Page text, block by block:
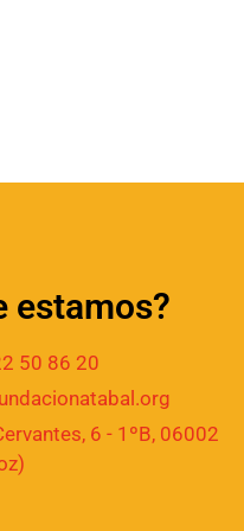
estamos?
50 86 20
6 - 1ºB, 06002